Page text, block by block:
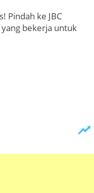
Pindah ke JBC
bekerja untuk